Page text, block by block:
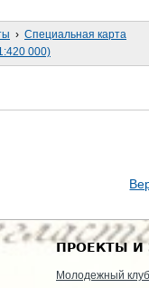
› Специальная карта
000)
ПРОЕКТЫ И
Молодежный клуб